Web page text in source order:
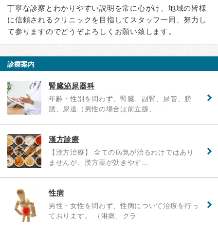
丁寧な診察とわかりやすい説明を常に心がけ、地域の皆様
に信頼されるクリニックを目指してスタッフ一同、努力し
て参りますのでどうぞよろしくお願い致します。
診療案内
腎臓泌尿器科
年齢・性別を問わず、腎臓、副腎、尿管、膀
胱、尿道（男性の場合は前立腺、…
漢方診療
【漢方治療】 全ての病気が治るわけではあり
ませんが、漢方薬が効きやす…
性病
男性・女性を問わず、性病について治療を行っ
ております。 （淋病、クラ…